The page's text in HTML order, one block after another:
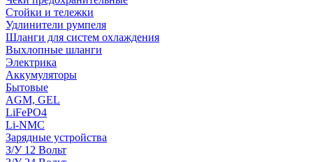
Стойки и тележки
Удлинители румпеля
Шланги для систем охлаждения
Выхлопные шланги
Электрика
Аккумуляторы
Бытовые
AGM, GEL
LiFePO4
Li-NMC
Зарядные устройства
З/У 12 Вольт